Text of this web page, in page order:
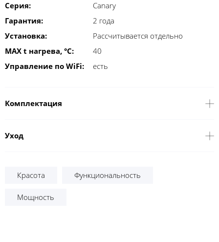
Серия:
Canary
Гарантия:
2 года
Установка:
Рассчитывается отдельно
MAX t нагрева, °С:
40
Управление по WiFi:
есть
Комплектация
Уход
Красота Функциональность
Мощность